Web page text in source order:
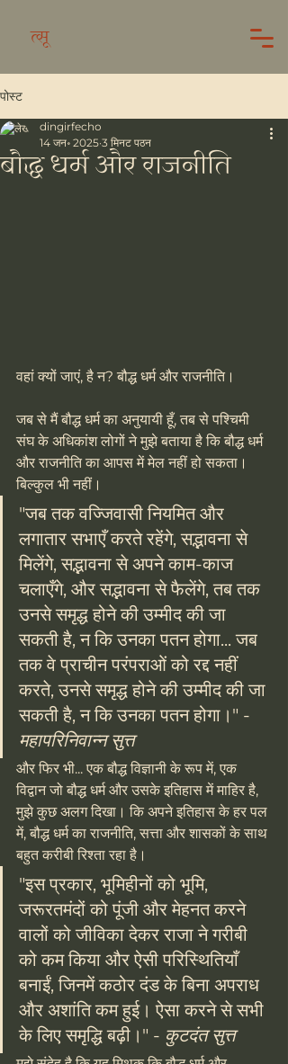
त्सू
पोस्ट
बौद्ध धर्म और राजनीति
dingirfecho
14 जन॰ 2025 3 मिनट पठन
वहां क्यों जाएं, है न? बौद्ध धर्म और राजनीति।
जब से मैं बौद्ध धर्म का अनुयायी हूँ, तब से पश्चिमी
संघ के अधिकांश लोगों ने मुझे बताया है कि बौद्ध धर्म
और राजनीति का आपस में मेल नहीं हो सकता।
बिल्कुल भी नहीं।
"जब तक वज्जिवासी नियमित और
लगातार सभाएँ करते रहेंगे, सद्भावना से
मिलेंगे, सद्भावना से अपने काम-काज
चलाएँगे, और सद्भावना से फैलेंगे, तब तक
उनसे समृद्ध होने की उम्मीद की जा
सकती है, न कि उनका पतन होगा... जब
तक वे प्राचीन परंपराओं को रद्द नहीं
करते, उनसे समृद्ध होने की उम्मीद की जा
सकती है, न कि उनका पतन होगा।" -
महापरिनिवान्न सुत्त
और फिर भी... एक बौद्ध विज्ञानी के रूप में, एक
विद्वान जो बौद्ध धर्म और उसके इतिहास में माहिर है,
मुझे कुछ अलग दिखा। कि अपने इतिहास के हर पल
में, बौद्ध धर्म का राजनीति, सत्ता और शासकों के साथ
बहुत करीबी रिश्ता रहा है।
"इस प्रकार, भूमिहीनों को भूमि,
जरूरतमंदों को पूंजी और मेहनत करने
वालों को जीविका देकर राजा ने गरीबी
को कम किया और ऐसी परिस्थितियाँ
बनाईं, जिनमें कठोर दंड के बिना अपराध
और अशांति कम हुई। ऐसा करने से सभी
के लिए समृद्धि बढ़ी।" - कुटदंत सुत्त